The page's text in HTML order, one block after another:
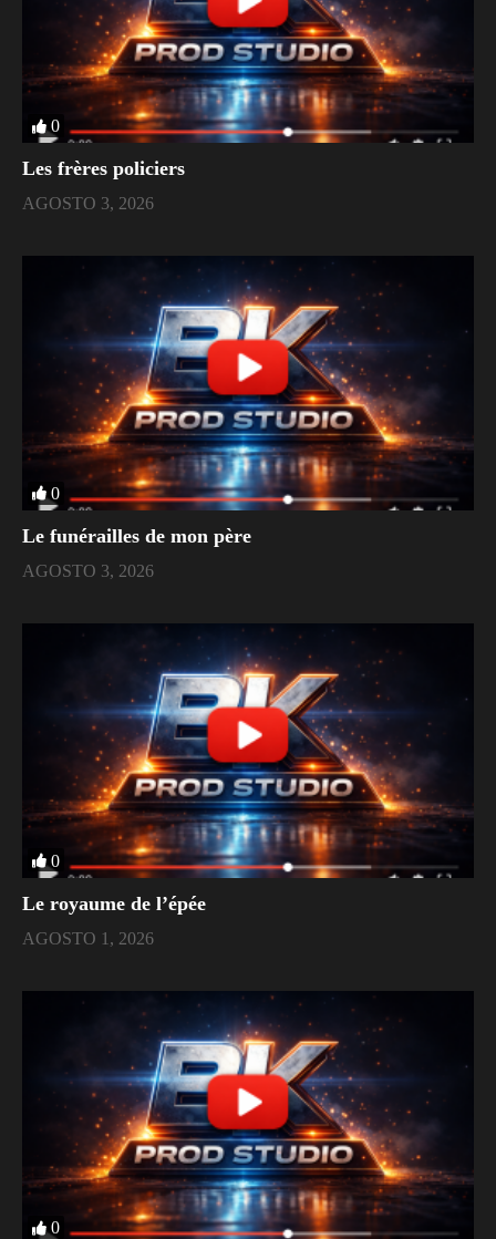
0
Les frères policiers
AGOSTO 3, 2026
0
Le funérailles de mon père
AGOSTO 3, 2026
0
Le royaume de l’épée
AGOSTO 1, 2026
0